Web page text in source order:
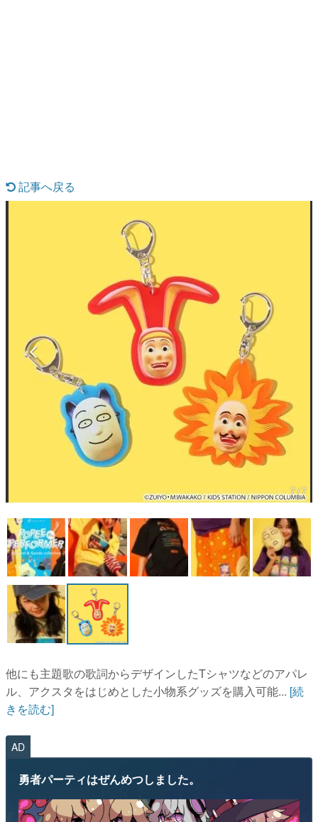
マンガ
電ファミニコゲーマーとは？
運営：株式会社マレ
記事へ戻る
7 / 7
他にも主題歌の歌詞からデザインしたTシャツなどのアパレ
ル、アクスタをはじめとした小物系グッズを購入可能... [続
きを読む]
AD
勇者パーティはぜんめつしました。